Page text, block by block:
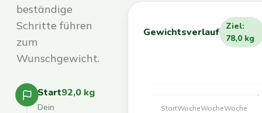
beständige
Schritte führen
zum
Wunschgewicht.
Start92,0 kg
Dein
Gewichtsverlauf
Ziel:
78,0 kg
StartWocheWocheWoche